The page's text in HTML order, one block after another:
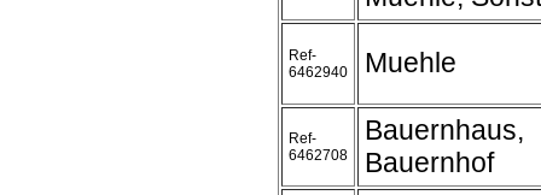
Ref-
6462940
Muehle
Ref-
6462708
Bauernhaus,
Bauernhof